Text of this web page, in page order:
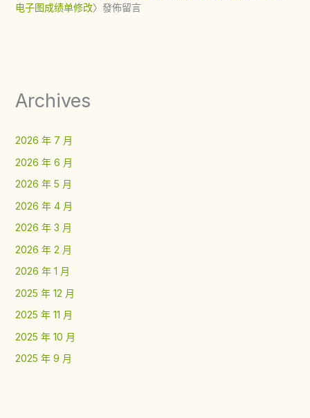
电子图成绩单修改〉發佈留言
Archives
2026 年 7 月
2026 年 6 月
2026 年 5 月
2026 年 4 月
2026 年 3 月
2026 年 2 月
2026 年 1 月
2025 年 12 月
2025 年 11 月
2025 年 10 月
2025 年 9 月